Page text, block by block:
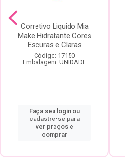
Corretivo Liquido Mia
Make Hidratante Cores
Escuras e Claras
Código: 17150
Embalagem: UNIDADE
Faça seu login ou
cadastre-se para
ver preços e
comprar